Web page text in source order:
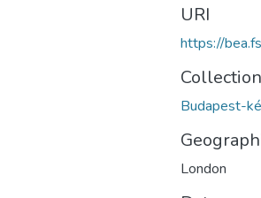
URI
https://
Budapest-
London